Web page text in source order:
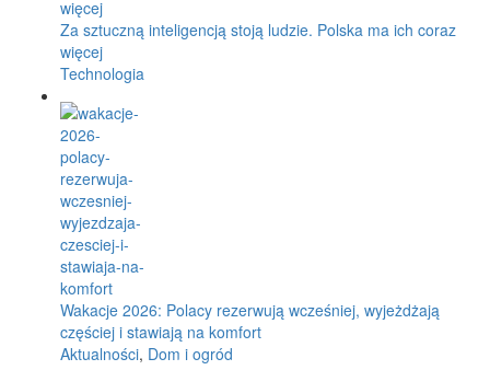
Za sztuczną inteligencją stoją ludzie. Polska ma ich coraz
więcej
Technologia
Wakacje 2026: Polacy rezerwują wcześniej, wyjeżdżają
częściej i stawiają na komfort
Aktualności, Dom i ogród